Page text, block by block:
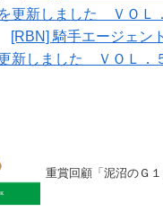
更新しました ＶＯＬ
[RBN] 騎手エージェン
新しました ＶＯＬ．
重賞回顧「泥沼のＧ１